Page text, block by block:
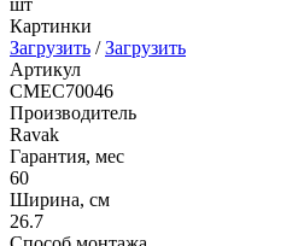
Картинки
Загрузить /Загрузить
Артикул
СМЕС70046
Производитель
Ravak
Гарантия, мес
60
Ширина, см
26.7